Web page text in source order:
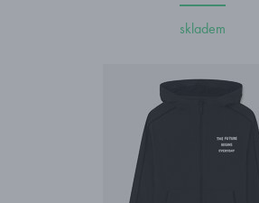
skladem